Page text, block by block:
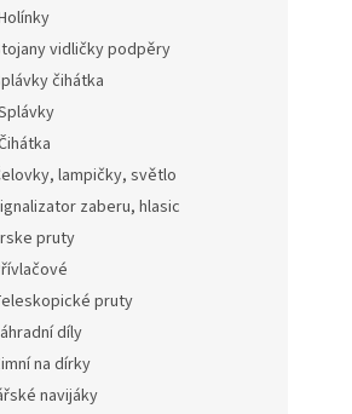
vidličky podpěry
čihátka
lampičky, světlo
zaberu, hlasic
pruty
pruty
díly
na dírky
navijáky